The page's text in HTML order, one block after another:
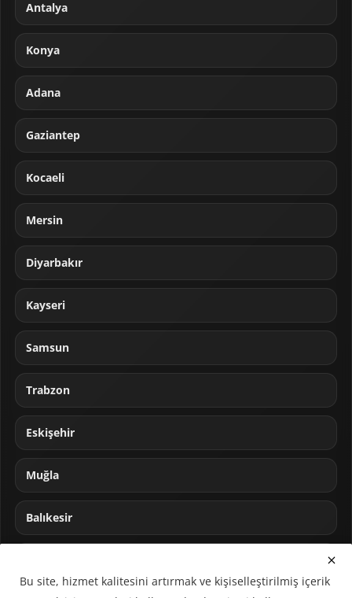
Antalya
Konya
Adana
Gaziantep
Kocaeli
Mersin
Diyarbakır
Kayseri
Samsun
Trabzon
Eskişehir
Muğla
Balıkesir
Bu site, hizmet kalitesini artırmak ve kişiselleştirilmiş içerik